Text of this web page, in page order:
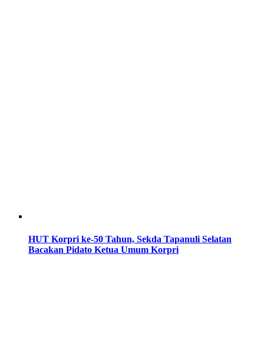
HUT Korpri ke-50 Tahun, Sekda Tapanuli Selatan
Bacakan Pidato Ketua Umum Korpri